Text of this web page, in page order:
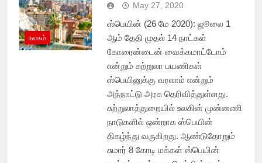
உலகம்
May 27, 2020
ஸ்பெயின் (26 மே 2020): ஜூலை 1
ஆம் தேதி முதல் 14 நாட்கள்
கோரைன்டைன் வைக்கமாட்டோம்
என்றும் சுற்றுலா பயணிகள்
ஸ்பெயினுக்கு வரலாம் என்றும்
அந்நாட்டு அரசு தெரிவித்துள்ளது.
சுற்றுலாத்துறையில் உலகின் முன்னணி
நாடுகளில் ஒன்றாக ஸ்பெயின்
திகழ்ந்து வருகிறது. ஆண்டுதோறும்
சுமார் 8 கோடி மக்கள் ஸ்பெயின்